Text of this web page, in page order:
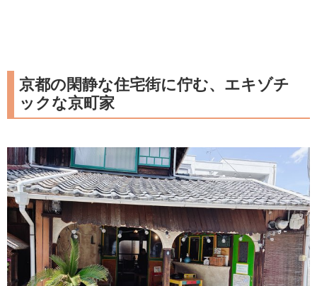
京都の閑静な住宅街に佇む、エキゾチ
ックな京町家